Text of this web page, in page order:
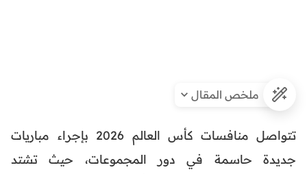
ملخص المقال
تتواصل منافسات كأس العالم 2026 بإجراء مباريات
جديدة حاسمة في دور المجموعات، حيث تشتد